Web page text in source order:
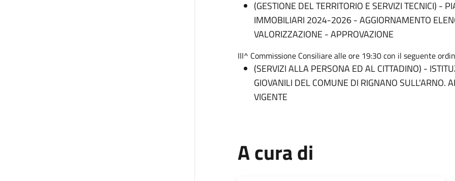
(GESTIONE DEL TERRITORIO E SERVIZI TECNICI) -
IMMOBILIARI 2024-2026 - AGGIORNAMENTO
VALORIZZAZIONE - APPROVAZIONE
III^ Commissione Consiliare alle ore 19:30 con il seguente
(SERVIZI ALLA PERSONA ED AL CITTADINO) -
GIOVANILI DEL COMUNE DI RIGNANO SULL'ARNO.
VIGENTE
A cura di